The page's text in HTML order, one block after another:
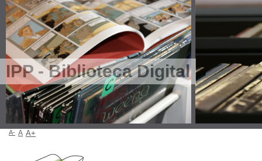
IPP - Biblioteca Digital
A- A A+